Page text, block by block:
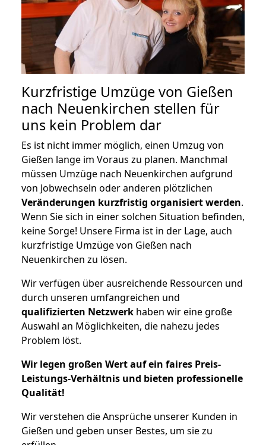
Kurzfristige Umzüge von Gießen
nach Neuenkirchen stellen für
uns kein Problem dar
Es ist nicht immer möglich, einen Umzug von
Gießen lange im Voraus zu planen. Manchmal
müssen Umzüge nach Neuenkirchen aufgrund
von Jobwechseln oder anderen plötzlichen
Veränderungen kurzfristig organisiert werden.
Wenn Sie sich in einer solchen Situation befinden,
keine Sorge! Unsere Firma ist in der Lage, auch
kurzfristige Umzüge von Gießen nach
Neuenkirchen zu lösen.
Wir verfügen über ausreichende Ressourcen und
durch unseren umfangreichen und
qualifizierten Netzwerk haben wir eine große
Auswahl an Möglichkeiten, die nahezu jedes
Problem löst.
Wir legen großen Wert auf ein faires Preis-
Leistungs-Verhältnis und bieten professionelle
Qualität!
Wir verstehen die Ansprüche unserer Kunden in
Gießen und geben unser Bestes, um sie zu